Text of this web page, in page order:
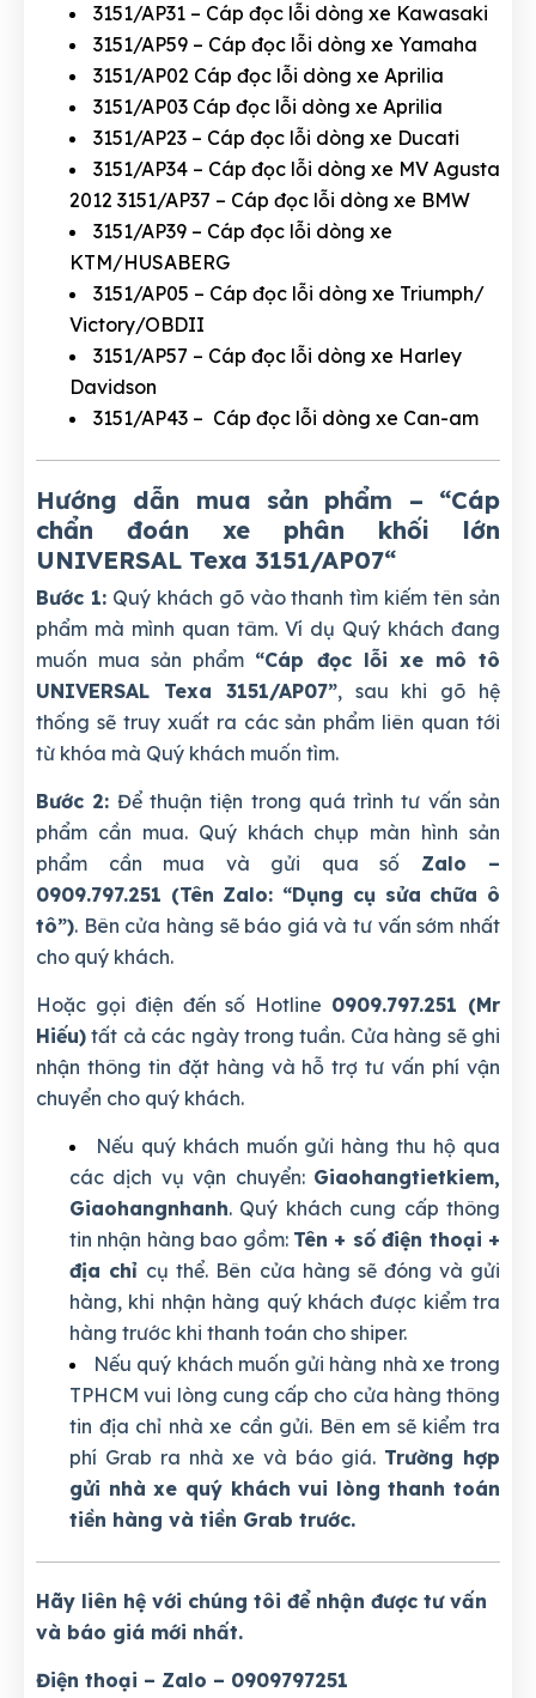
3151/AP31 – Cáp đọc lỗi dòng xe Kawasaki
3151/AP59 – Cáp đọc lỗi dòng xe Yamaha
3151/AP02 Cáp đọc lỗi dòng xe Aprilia
3151/AP03 Cáp đọc lỗi dòng xe Aprilia
3151/AP23 – Cáp đọc lỗi dòng xe Ducati
3151/AP34 – Cáp đọc lỗi dòng xe MV Agusta
2012 3151/AP37 – Cáp đọc lỗi dòng xe BMW
3151/AP39 – Cáp đọc lỗi dòng xe
KTM/HUSABERG
3151/AP05 – Cáp đọc lỗi dòng xe Triumph/
Victory/OBDII
3151/AP57 – Cáp đọc lỗi dòng xe Harley
Davidson
3151/AP43 – Cáp đọc lỗi dòng xe Can-am
Hướng dẫn mua sản phẩm – “Cáp
chẩn đoán xe phân khối lớn
UNIVERSAL Texa 3151/AP07“
Bước 1:Quý khách gõ vào thanh tìm kiếm tên sản
phẩm mà mình quan tâm. Ví dụ Quý khách đang
muốn mua sản phẩm “Cáp đọc lỗi xe mô tô
UNIVERSAL Texa 3151/AP07”, sau khi gõ hệ
thống sẽ truy xuất ra các sản phẩm liên quan tới
từ khóa mà Quý khách muốn tìm.
Bước 2: Để thuận tiện trong quá trình tư vấn sản
phẩm cần mua. Quý khách chụp màn hình sản
phẩm cần mua và gửi qua số Zalo –
0909.797.251 (Tên Zalo: “Dụng cụ sửa chữa ô
tô”). Bên cửa hàng sẽ báo giá và tư vấn sớm nhất
cho quý khách.
Hoặc gọi điện đến số Hotline 0909.797.251 (Mr
Hiếu) tất cả các ngày trong tuần. Cửa hàng sẽ ghi
nhận thông tin đặt hàng và hỗ trợ tư vấn phí vận
chuyển cho quý khách.
Nếu quý khách muốn gửi hàng thu hộ qua
các dịch vụ vận chuyển: Giaohangtietkiem,
Giaohangnhanh. Quý khách cung cấp thông
tin nhận hàng bao gồm: Tên + số điện thoại +
địa chỉ cụ thể. Bên cửa hàng sẽ đóng và gửi
hàng, khi nhận hàng quý khách được kiểm tra
hàng trước khi thanh toán cho shiper.
Nếu quý khách muốn gửi hàng nhà xe trong
TPHCM vui lòng cung cấp cho cửa hàng thông
tin địa chỉ nhà xe cần gửi. Bên em sẽ kiểm tra
phí Grab ra nhà xe và báo giá. Trường hợp
gửi nhà xe quý khách vui lòng thanh toán
tiền hàng và tiền Grab trước.
Hãy liên hệ với chúng tôi để nhận được tư vấn
và báo giá mới nhất.
Điện thoại – Zalo – 0909797251